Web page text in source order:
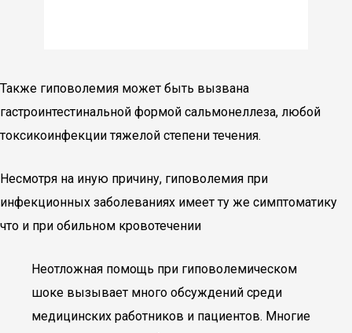
Также гиповолемия может быть вызвана
гастроинтестинальной формой сальмонеллеза, любой
токсикоинфекции тяжелой степени течения.
Несмотря на иную причину, гиповолемия при
инфекционных заболеваниях имеет ту же симптоматику
что и при обильном кровотечении
Неотложная помощь при гиповолемическом
шоке вызывает много обсуждений среди
медицинских работников и пациентов. Многие